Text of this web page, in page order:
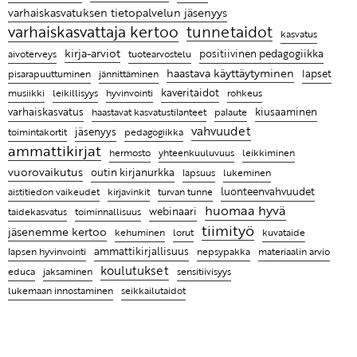
Ammattikirjojen lukeminen on pieni pysähdys oman
työn äärelle
Entä jos lapsen hyvän kasvun juuret ovat tiimissäsi?
Leikin lomassa on luontevaa harjoitella uusia taitoja
Ratkaisujen muistitaulu
Lasten kanssa jokainen päivä on erilainen ja se
tekeekin työstä mielenkiintoista
Ammattikirjat auttavat ymmärtämään, miksi lapsi
käyttäytyy tietyllä tavalla ja antaa parempia keinoja
kohdata hänet
varhaiskasvatuksen tietopalvelun jäsenyys
varhaiskasvattaja kertoo tunnetaidot
kasvatus
aivoterveys
kirja-arviot tuotearvostelu positiivinen pedagogiikka
pisarapuuttuminen jännittäminen haastava käyttäytyminen lapset
musiikki leikillisyys hyvinvointi kaveritaidot rohkeus
varhaiskasvatus haastavat kasvatustilanteet palaute kiusaaminen
toimintakortit jäsenyys pedagogiikka vahvuudet
ammattikirjat hermosto yhteenkuuluvuus leikkiminen
vuorovaikutus outin kirjanurkka lapsuus
lukeminen
aistitiedon vaikeudet
kirjavinkit turvan tunne
luonteenvahvuudet
taidekasvatus toiminnallisuus webinaari huomaa hyvä
jäsenemme kertoo kehuminen lorut tiimityö
kuvataide
lapsen hyvinvointi
ammattikirjallisuus nepsypakka
materiaalin arvio
educa
jaksaminen koulutukset sensitiivisyys
lukemaan innostaminen seikkailutaidot